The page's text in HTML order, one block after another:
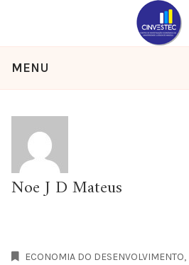
MENU
Noe J D Mateus
ECONOMIA DO DESENVOLVIMENTO,